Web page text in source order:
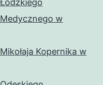
w
Kopernika w